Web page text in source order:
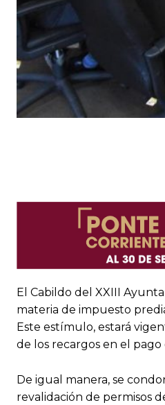
El Cabildo del XXIII
materia de impuesto
Este estímulo, estará
de los recargos en el
De igual manera, se
revalidación de permisos